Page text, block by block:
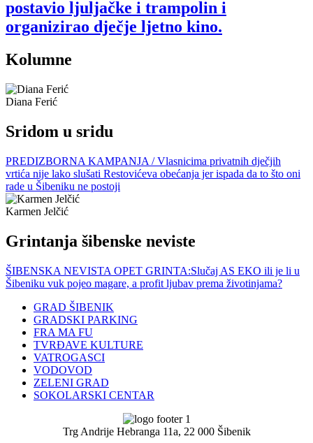
postavio ljuljačke i trampolin i
organizirao dječje ljetno kino.
Kolumne
Diana Ferić
Sridom u sridu
PREDIZBORNA KAMPANJA / Vlasnicima privatnih dječjih
vrtića nije lako slušati Restovićeva obećanja jer ispada da to što oni
rade u Šibeniku ne postoji
Karmen Jelčić
Grintanja šibenske neviste
ŠIBENSKA NEVISTA OPET GRINTA:Slučaj AS EKO ili je li u
Šibeniku vuk pojeo magare, a profit ljubav prema životinjama?
GRAD ŠIBENIK
GRADSKI PARKING
FRA MA FU
TVRĐAVE KULTURE
VATROGASCI
VODOVOD
ZELENI GRAD
SOKOLARSKI CENTAR
Trg Andrije Hebranga 11a, 22 000 Šibenik